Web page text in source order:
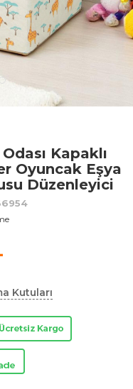
Kapaklı
Oyuncak Eşya
Düzenleyici
Kutuları